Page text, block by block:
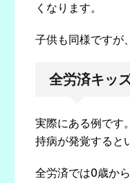
くなります。
子供も同様ですが
全労済キッ
実際にある例です
持病が発覚すると
全労済では0歳か